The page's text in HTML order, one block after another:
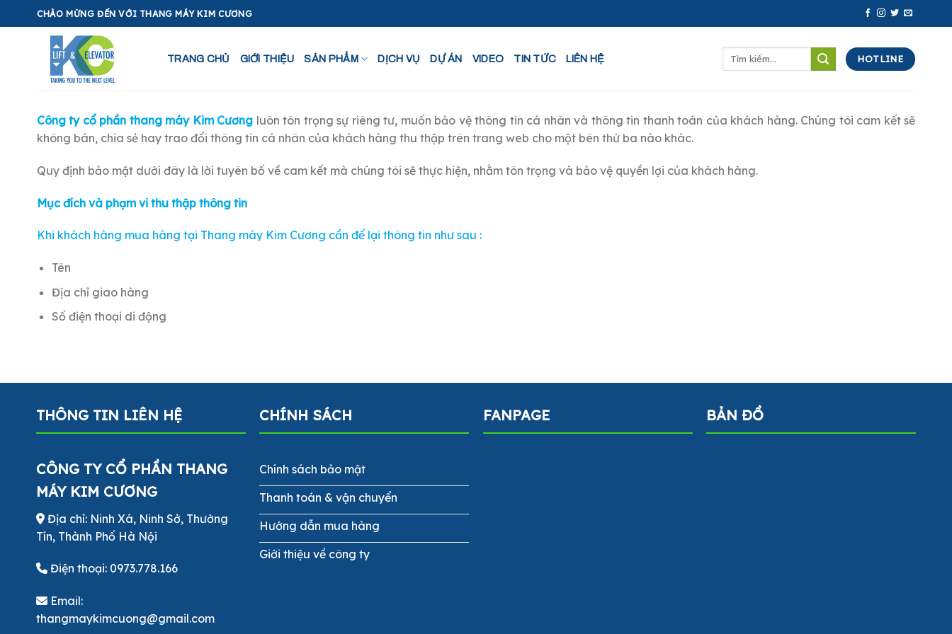
to
CHÀO MỪNG ĐẾN VỚI THANG MÁY KIM CƯƠNG
TRANG CHỦ GIỚI THIỆU SẢN PHẨM DỊCH VỤ DỰ ÁN VIDEO TIN TỨC LIÊN HỆ
Tìm
HOTLINE
Công ty cổ phần thang máy Kim Cương luôn tôn trọng sự riêng tư, muốn bảo vệ thông tin cá nhân và thông tin thanh toán của khách hàng. Chúng tôi cam kết sẽ
không bán, chia sẻ hay trao đổi thông tin cá nhân của khách hàng thu thập trên trang web cho một bên thứ ba nào khác.
Quy định bảo mật dưới đây là lời tuyên bố về cam kết mà chúng tôi sẽ thực hiện, nhằm tôn trọng và bảo vệ quyền lợi của khách hàng.
Mục đích và phạm vi thu thập thông tin
Khi khách hàng mua hàng tại Thang máy Kim Cương cần để lại thông tin như sau :
Tên
Địa chỉ giao hàng
Số điện thoại di động
THÔNG TIN LIÊN HỆ
CÔNG TY CỔ PHẦN THANG
MÁY KIM CƯƠNG
Địa chỉ: Ninh Xá, Ninh Sở, Thường
Tín, Thành Phố Hà Nội
Điện thoại: 0973.778.166
Email:
thangmaykimcuong@gmail.com
CHÍNH SÁCH
Chính sách bảo mật
Thanh toán & vận chuyển
Hướng dẫn mua hàng
Giới thiệu về công ty
FANPAGE BẢN ĐỒ